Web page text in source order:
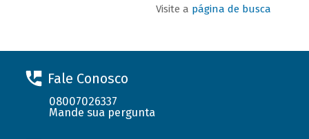
Visite a página de busca
Fale Conosco
08007026337
Mande sua pergunta